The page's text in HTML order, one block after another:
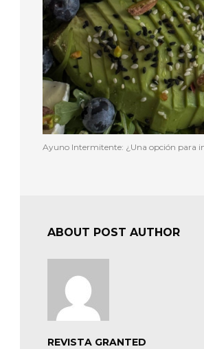
Ayuno Intermitente: ¿Una opción para
ABOUT POST AUTHOR
REVISTA GRANTED